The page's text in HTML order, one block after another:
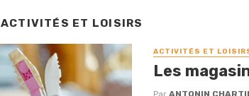
ACTIVITÉS ET LOISIRS
ACTIVITÉS ET
Les
Par ANTONIN